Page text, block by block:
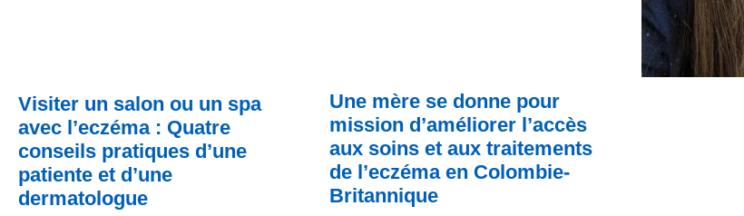
Visiter un salon ou un spa
avec l’eczéma : Quatre
conseils pratiques d’une
patiente et d’une
dermatologue
Une mère se donne pour
mission d’améliorer l’accès
aux soins et aux traitements
de l’eczéma en Colombie-
Britannique